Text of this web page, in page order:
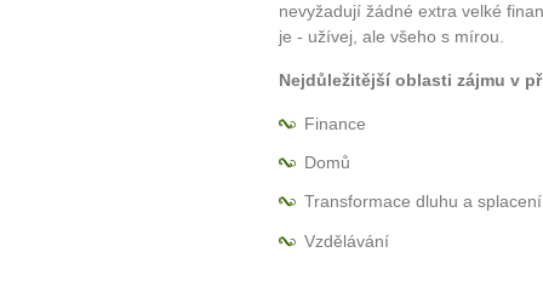
nevyžadují žádné extra velké
je - užívej, ale všeho s mírou.
Nejdůležitější oblasti zájmu v
Finance
Domů
Transformace dluhu a
Vzdělávání